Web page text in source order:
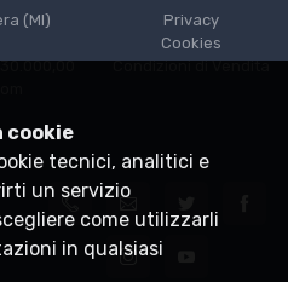
(MI)
Privacy
Cookies
Condizioni di Vendita
cookie
tecnici, analitici e
un servizio
come utilizzarli
in qualsiasi